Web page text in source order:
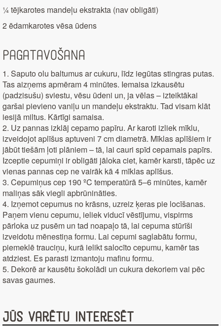
¼ tējkarotes mandeļu ekstrakta (nav obligāti)
2 ēdamkarotes vēsa ūdens
Pagatavošana
1. Saputo olu baltumus ar cukuru, līdz iegūtas stingras putas.
Tas aizņems apmēram 4 minūtes. Iemaisa izkausētu
(padzisušu) sviestu, vēsu ūdeni un, ja vēlas – izteiktākai
garšai pievieno vaniļu un mandeļu ekstraktu. Tad visam klāt
iesijā miltus. Kārtīgi samaisa.
2. Uz pannas izklāj cepamo papīru. Ar karoti izliek mīklu,
izveidojot aplīšus aptuveni 7 cm diametrā. Mīklas aplīšiem ir
jābūt tiešām ļoti plāniem – tā, lai cauri spīd cepamais papīrs.
Izceptie cepumiņi ir obligāti jāloka ciet, kamēr karsti, tāpēc uz
vienas pannas cep ne vairāk kā 4 mīklas aplīšus.
3. Cepumiņus cep 190 ºC temperatūrā 5–6 minūtes, kamēr
maliņas sāk viegli apbrūnināties.
4. Izņemot cepumus no krāsns, uzreiz ķeras pie locīšanas.
Paņem vienu cepumu, ieliek viducī vēstījumu, vispirms
pārloka uz pusēm un tad noapaļo tā, lai cepuma stūrīši
izveidotu mēnestiņa formu. Lai cepumi saglabātu formu,
piemeklē trauciņu, kurā ielikt salocīto cepumu, kamēr tas
atdziest. Es parasti izmantoju mafinu formu.
5. Dekorē ar kausētu šokolādi un cukura dekoriem vai pēc
savas gaumes.
Jūs varētu interesēt